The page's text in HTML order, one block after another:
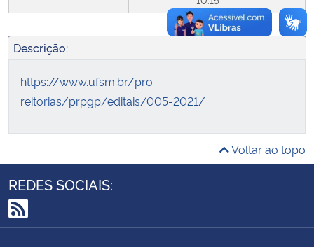
Ministério do Desenvolvimento Regional
Ministério da Mulher, da Família e dos Direitos Humanos
Secretaria de Governo
Gabinete de Segurança Institucional
Descrição:
https://www.ufsm.br/pro-
reitorias/prpgp/editais/005-2021/
Voltar ao topo
REDES SOCIAIS:
RSS